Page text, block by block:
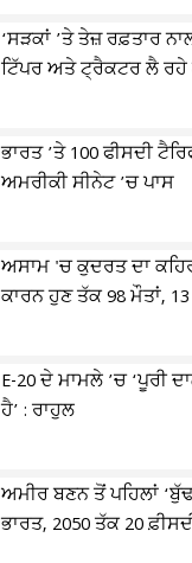
‘ਸੜਕਾਂ ’ਤੇ ਤੇਜ਼ ਰਫ਼ਤਾਰ
ਟਿੱਪਰ ਅਤੇ ਟ੍ਰੈਕਟਰ ਲੈ ਰਹੇ
ਭਾਰਤ ’ਤੇ 100 ਫੀਸਦੀ
ਅਮਰੀਕੀ ਸੀਨੇਟ ’ਚ ਪਾਸ
ਅਸਾਮ 'ਚ ਕੁਦਰਤ ਦਾ
ਕਾਰਨ ਹੁਣ ਤੱਕ 98 ਮੌਤਾਂ,
E-20 ਦੇ ਮਾਮਲੇ ’ਚ ‘ਪੂਰੀ
ਹੈ’ : ਰਾਹੁਲ
ਅਮੀਰ ਬਣਨ ਤੋਂ ਪਹਿਲਾਂ
ਭਾਰਤ, 2050 ਤੱਕ 20